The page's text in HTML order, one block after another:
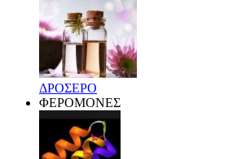
ΔΡΟΣΕΡΟ
ΦΕΡΟΜΟΝΕΣ